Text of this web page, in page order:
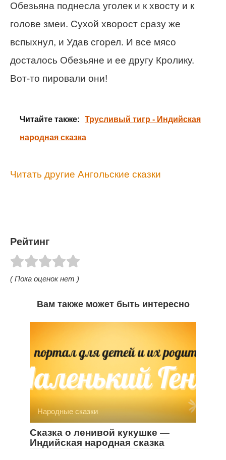
Обезьяна поднесла уголек и к хвосту и к
голове змеи. Сухой хворост сразу же
вспыхнул, и Удав сгорел. И все мясо
досталось Обезьяне и ее другу Кролику.
Вот-то пировали они!
Читайте также: Трусливый тигр - Индийская
народная сказка
Читать другие Ангольские сказки
Рейтинг
( Пока оценок нет )
Вам также может быть интересно
Народные сказки
Сказка о ленивой кукушке —
Индийская народная сказка